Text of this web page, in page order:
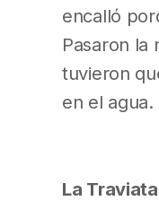
encalló
Pasaron la
tuvieron
en el
La Traviata